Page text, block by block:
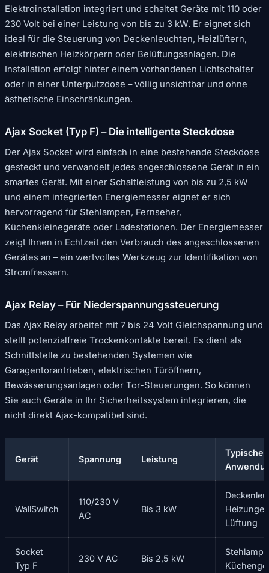
Elektroinstallation integriert und schaltet Geräte mit 110 oder
230 Volt bei einer Leistung von bis zu 3 kW. Er eignet sich
ideal für die Steuerung von Deckenleuchten, Heizlüftern,
elektrischen Heizkörpern oder Belüftungsanlagen. Die
Installation erfolgt hinter einem vorhandenen Lichtschalter
oder in einer Unterputzdose – völlig unsichtbar und ohne
ästhetische Einschränkungen.
Ajax Socket (Typ F) – Die intelligente Steckdose
Der Ajax Socket wird einfach in eine bestehende Steckdose
gesteckt und verwandelt jedes angeschlossene Gerät in ein
smartes Gerät. Mit einer Schaltleistung von bis zu 2,5 kW
und einem integrierten Energiemesser eignet er sich
hervorragend für Stehlampen, Fernseher,
Küchenkleinegeräte oder Ladestationen. Der Energiemesser
zeigt Ihnen in Echtzeit den Verbrauch des angeschlossenen
Gerätes an – ein wertvolles Werkzeug zur Identifikation von
Stromfressern.
Ajax Relay – Für Niederspannungssteuerung
Das Ajax Relay arbeitet mit 7 bis 24 Volt Gleichspannung und
stellt potenzialfreie Trockenkontakte bereit. Es dient als
Schnittstelle zu bestehenden Systemen wie
Garagentorantrieben, elektrischen Türöffnern,
Bewässerungsanlagen oder Tor-Steuerungen. So können
Sie auch Geräte in Ihr Sicherheitssystem integrieren, die
nicht direkt Ajax-kompatibel sind.
Gerät Spannung Leistung
Typische
WallSwitch
110/230 V
AC
Bis 3 kW
Lüftung
Socket
Typ F
230 V AC Bis 2,5 kW